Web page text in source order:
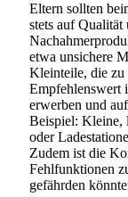
Eltern sollten
stets auf
etwa unsichere
Kleinteile, die zu
Empfehlenswert
erwerben und
Beispiel: Kleine,
oder
Zudem ist die
Fehlfunktionen
gefährden